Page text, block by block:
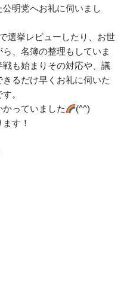
明党へお礼に伺いまし
選挙レビューしたり、お世
、名簿の整理もしていま
も始まりその対応や、議
るだけ早くお礼に伺いた
。
っていました
(^^)
す！